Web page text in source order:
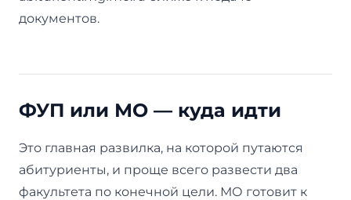
документов.
ФУП или МО — куда идти
Это главная развилка, на которой путаются
абитуриенты, и проще всего развести два
факультета по конечной цели. МО готовит к